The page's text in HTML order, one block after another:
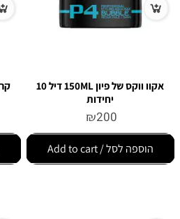
אקוו ווקס של פיון 150ML דיל 10
יחידות
₪200
הוספה לסל / Add to cart